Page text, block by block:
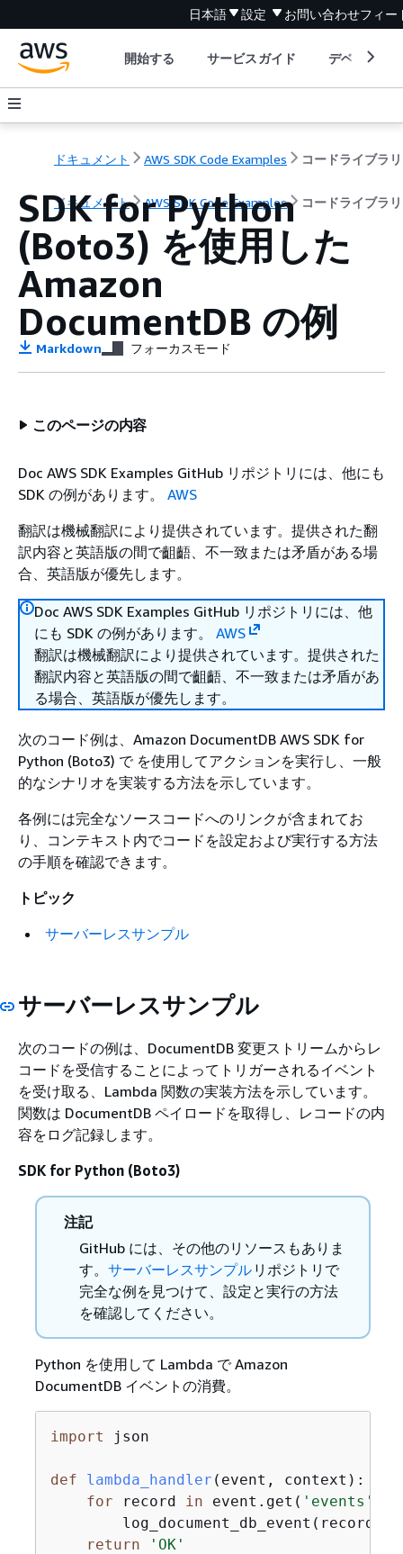
日本語 設定 お問い合わせフィー
開始する サービスガイド デベロッパ
ドキュメント AWS SDK Code Examples コードライブラリ
ドキュメント AWS SDK Code Examples コードライブラリ
SDK for Python
(Boto3) を使用した
Amazon
DocumentDB の例
Markdown フォーカスモード
このページの内容
Doc AWS SDK Examples GitHub リポジトリには、他にも
SDK の例があります。 AWS
翻訳は機械翻訳により提供されています。提供された翻
訳内容と英語版の間で齟齬、不一致または矛盾がある場
合、英語版が優先します。
Doc AWS SDK Examples GitHub リポジトリには、他
にも SDK の例があります。 AWS
翻訳は機械翻訳により提供されています。提供された
翻訳内容と英語版の間で齟齬、不一致または矛盾があ
る場合、英語版が優先します。
次のコード例は、Amazon DocumentDB AWS SDK for
Python (Boto3) で を使用してアクションを実行し、一般
的なシナリオを実装する方法を示しています。
各例には完全なソースコードへのリンクが含まれてお
り、コンテキスト内でコードを設定および実行する方法
の手順を確認できます。
トピック
サーバーレスサンプル
サーバーレスサンプル
次のコードの例は、DocumentDB 変更ストリームからレ
コードを受信することによってトリガーされるイベント
を受け取る、Lambda 関数の実装方法を示しています。
関数は DocumentDB ペイロードを取得し、レコードの内
容をログ記録します。
SDK for Python (Boto3)
注記
GitHub には、その他のリソースもありま
す。 サーバーレスサンプル リポジトリで
完全な例を見つけて、設定と実行の方法
を確認してください。
Python を使用して Lambda で Amazon
DocumentDB イベントの消費。
import json
def lambda_handler ( event, context ):
for record in event.get( 'events'
        log_document_db_event(record)
return
'OK'